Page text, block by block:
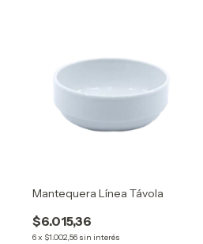
Mantequera Línea Távola
$6.015,36
6x $1.002,56 sin interés